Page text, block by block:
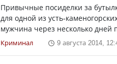
Привычные посиделки за
для одной из усть-
мужчина через несколько дней
Криминал 9 августа 2014,